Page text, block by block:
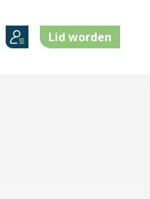
Lid worden